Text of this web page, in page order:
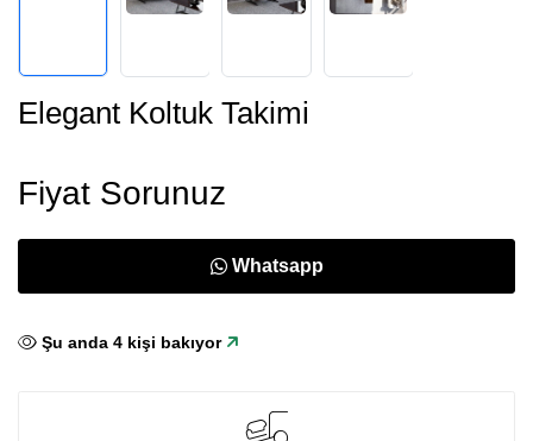
Elegant Koltuk Takimi
Fiyat Sorunuz
Whatsapp
Şu anda 4 kişi bakıyor